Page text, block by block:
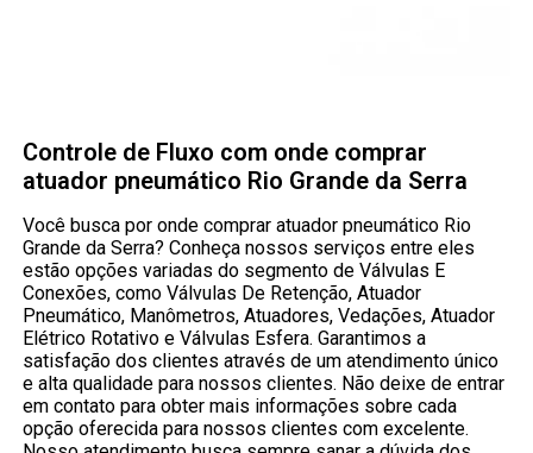
Controle de Fluxo com onde comprar
atuador pneumático Rio Grande da Serra
Você busca por onde comprar atuador pneumático Rio
Grande da Serra? Conheça nossos serviços entre eles
estão opções variadas do segmento de Válvulas E
Conexões, como Válvulas De Retenção, Atuador
Pneumático, Manômetros, Atuadores, Vedações, Atuador
Elétrico Rotativo e Válvulas Esfera. Garantimos a
satisfação dos clientes através de um atendimento único
e alta qualidade para nossos clientes. Não deixe de entrar
em contato para obter mais informações sobre cada
opção oferecida para nossos clientes com excelente.